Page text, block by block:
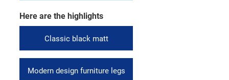
Here are the highlights
Classic black matt
Modern design furniture legs